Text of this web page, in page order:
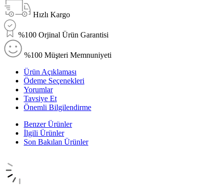
Hızlı Kargo
%100 Orjinal Ürün Garantisi
%100 Müşteri Memnuniyeti
Ürün Açıklaması
Ödeme Seçenekleri
Yorumlar
Tavsiye Et
Önemli Bilgilendirme
Benzer Ürünler
İlgili Ürünler
Son Bakılan Ürünler